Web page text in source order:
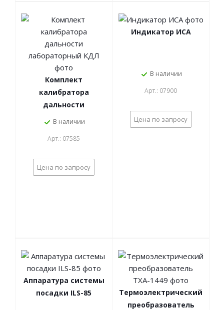
Комплект
калибратора
дальности
лабораторный КДЛ
В наличии
Арт.: 07585
Цена по запросу
Индикатор ИСА
В наличии
Арт.: 07900
Цена по запросу
Аппаратура системы
посадки ILS-85
Термоэлектрический
преобразователь